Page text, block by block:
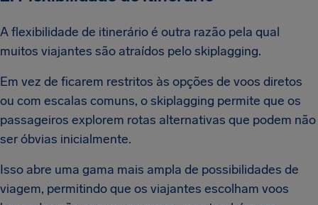
A flexibilidade de itinerário é outra razão pela qual
muitos viajantes são atraídos pelo skiplagging.
Em vez de ficarem restritos às opções de voos diretos
ou com escalas comuns, o skiplagging permite que os
passageiros explorem rotas alternativas que podem não
ser óbvias inicialmente.
Isso abre uma gama mais ampla de possibilidades de
viagem, permitindo que os viajantes escolham voos